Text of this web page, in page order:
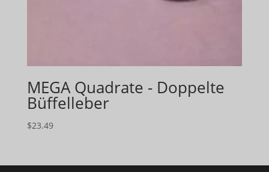
MEGA Quadrate - Doppelte
Büffelleber
$23.49